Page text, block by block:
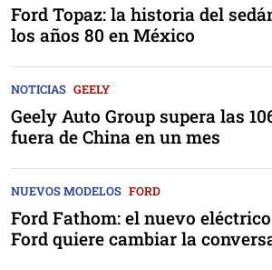
Ford Topaz: la historia del
los años 80 en México
NOTICIAS GEELY
Geely Auto Group supera las
fuera de China en un mes
NUEVOS MODELOS FORD
Ford Fathom: el nuevo
Ford quiere cambiar la